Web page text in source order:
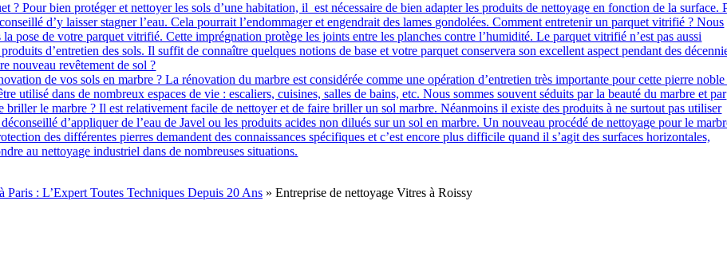
? Pour bien protéger et nettoyer les sols d’une habitation, il est nécessaire de bien adapter les produits de nettoyage en fonction de la surface.
d’y laisser stagner l’eau. Cela pourrait l’endommager et engendrait des lames gondolées. Comment entretenir un parquet vitrifié ? Nous
pose de votre parquet vitrifié. Cette imprégnation protège les joints entre les planches contre l’humidité. Le parquet vitrifié n’est pas aussi
d’entretien des sols. Il suffit de connaître quelques notions de base et votre parquet conservera son excellent aspect pendant des
nouveau revêtement de sol ?
de vos sols en marbre ? La rénovation du marbre est considérée comme une opération d’entretien très importante pour cette pierre noble
utilisé dans de nombreux espaces de vie : escaliers, cuisines, salles de bains, etc. Nous sommes souvent séduits par la beauté du marbre et par
briller le marbre ? Il est relativement facile de nettoyer et de faire briller un sol marbre. Néanmoins il existe des produits à ne surtout pas utiliser
d’appliquer de l’eau de Javel ou les produits acides non dilués sur un sol en marbre. Un nouveau procédé de nettoyage pour le
des différentes pierres demandent des connaissances spécifiques et c’est encore plus difficile quand il s’agit des surfaces horizontales,
au nettoyage industriel dans de nombreuses situations.
Paris : L’Expert Toutes Techniques Depuis 20 Ans» Entreprise de nettoyage Vitres à Roissy